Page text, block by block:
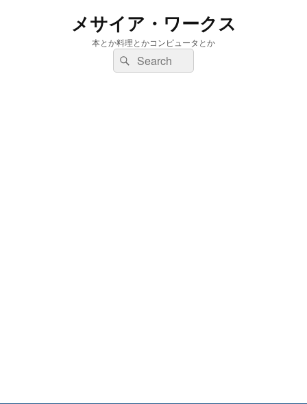
メサイア・ワークス
本とか料理とかコンピュータとか
検
索:
検
索